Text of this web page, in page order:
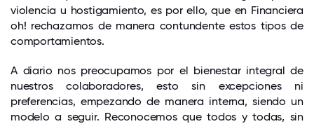
violencia u hostigamiento, es por ello, que en Financiera
oh! rechazamos de manera contundente estos tipos de
comportamientos.
A diario nos preocupamos por el bienestar integral de
nuestros colaboradores, esto sin excepciones ni
preferencias, empezando de manera interna, siendo un
modelo a seguir. Reconocemos que todos y todas, sin